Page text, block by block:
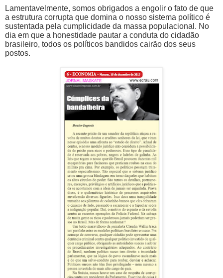
Lamentavelmente, somos obrigados a engolir o fato de que
a estrutura corrupta que domina o nosso sistema político é
sustentada pela cumplicidade da massa populacional. No
dia em que a honestidade pautar a conduta do cidadão
brasileiro, todos os políticos bandidos cairão dos seus
postos.